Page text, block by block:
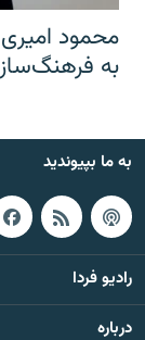
محمود امیری
به
به ما بپیوندید
رادیو فردا
درباره